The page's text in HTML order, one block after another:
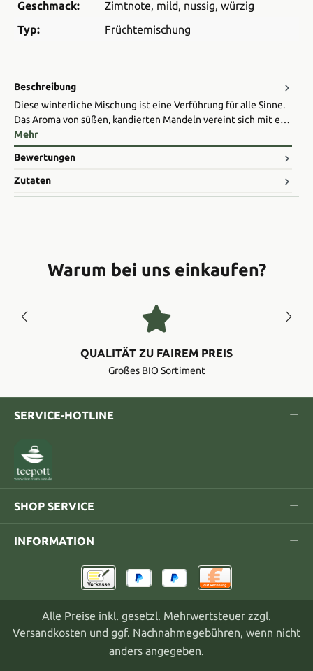
Geschmack:
Zimtnote, mild, nussig, würzig
Typ:
Früchtemischung
Beschreibung
Diese winterliche Mischung ist eine Verführung für alle Sinne.
Das Aroma von süßen, kandierten Mandeln vereint sich mit e…
Mehr
Bewertungen
Zutaten
Warum bei uns einkaufen?
QUALITÄT ZU FAIREM PREIS
Großes BIO Sortiment
SERVICE-HOTLINE
SHOP SERVICE
INFORMATION
Alle Preise inkl. gesetzl. Mehrwertsteuer zzgl.
Versandkosten und ggf. Nachnahmegebühren, wenn nicht
anders angegeben.